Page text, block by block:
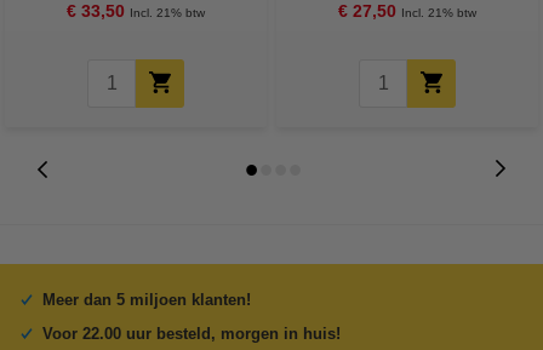
€ 33,50 Incl. 21% btw € 27,50 Incl. 21% btw
Meer dan 5 miljoen klanten!
Voor 22.00 uur besteld, morgen in huis!